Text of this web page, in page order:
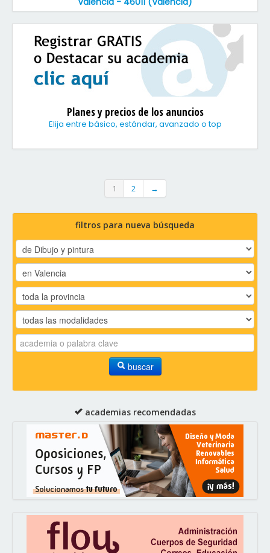
Planes y precios de los anuncios
Elija entre básico, estándar, avanzado o top
1 2 →
filtros para nueva búsqueda
buscar
academias recomendadas